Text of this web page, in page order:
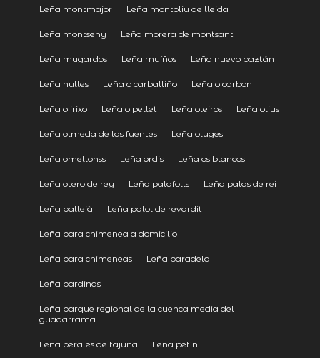
Leña montmajor Leña montoliu de lleida
Leña montseny Leña morera de montsant
Leña mugardos Leña muíños Leña nuevo baztán
Leña nulles Leña o carballiño Leña o carbon
Leña o irixo Leña o pellet Leña oleiros Leña olius
Leña olmeda de las fuentes Leña oluges
Leña omellonss Leña ordis Leña os blancos
Leña otero de rey Leña palafolls Leña palas de rei
Leña pallejà Leña palol de revardit
Leña para chimenea a domicilio
Leña para chimeneas Leña paradela
Leña pardinas
Leña parque regional de la cuenca media del
guadarrama
Leña perales de tajuña Leña petín